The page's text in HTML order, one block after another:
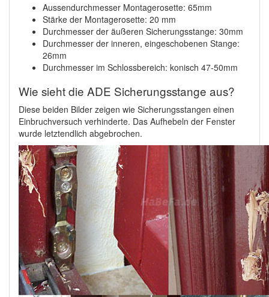
Aussendurchmesser Montagerosette: 65mm
Stärke der Montagerosette: 20 mm
Durchmesser der äußeren Sicherungsstange: 30mm
Durchmesser der inneren, eingeschobenen Stange:
26mm
Durchmesser im Schlossbereich: konisch 47-50mm
Wie sieht die ADE Sicherungsstange aus?
Diese beiden Bilder zeigen wie Sicherungsstangen einen
Einbruchversuch verhinderte. Das Aufhebeln der Fenster
wurde letztendlich abgebrochen.